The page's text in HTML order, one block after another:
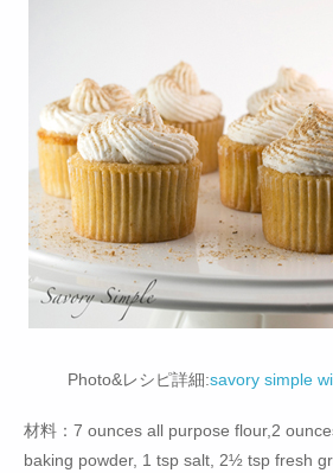
Photo&レシピ詳細:savory simple
材料：7 ounces all purpose flour,2
baking powder, 1 tsp salt, 2½ tsp fresh